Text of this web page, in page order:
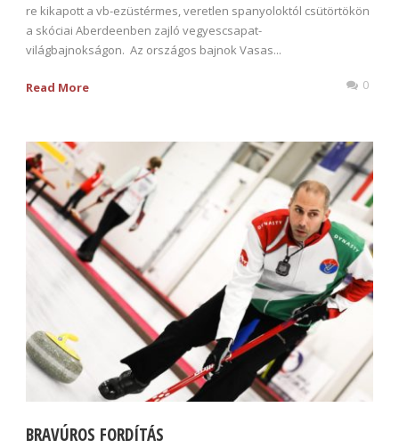
re kikapott a vb-ezüstérmes, veretlen spanyoloktól csütörtökön
a skóciai Aberdeenben zajló vegyescsapat-
világbajnokságon. Az országos bajnok Vasas...
Read More 0
BRAVÚROS FORDÍTÁS